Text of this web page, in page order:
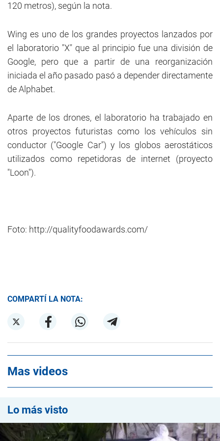
120 metros), según la nota.
Wing es uno de los grandes proyectos lanzados por
el laboratorio "X" que al principio fue una división de
Google, pero que a partir de una reorganización
iniciada el año pasado pasó a depender directamente
de Alphabet.
Aparte de los drones, el laboratorio ha trabajado en
otros proyectos futuristas como los vehículos sin
conductor ("Google Car") y los globos aerostáticos
utilizados como repetidoras de internet (proyecto
"Loon").
Foto: http://qualityfoodawards.com/
COMPARTÍ LA NOTA:
Mas videos
Lo más visto